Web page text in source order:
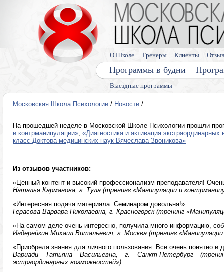
Выездные программы
Программы в будни
О Школе Тренеры Клиенты
Московская Школа Психологии / Новости /
На прошедшей неделе в Московской Школе Психологии прошли
и контрманипуляции», «Диагностика и активация
класс Доктора медицинских наук Вячеслава Звоникова»
Из отзывов участников:
«Ценный контент и высокий профессионализм преподавателя!
Наталья Карманова, г. Тула (тренинг «Манипуляции и
«Интересная подача материала. Семинаром довольна!»
Герасова Варвара Николаевна, г. Красногорск (тренинг
«На самом деле очень интересно, получила много информацию,
Индерейкин Михаил Витальевич, г. Москва (тренинг
«Приобрела знания для личного пользования. Все очень понятно и
Вариади Татьяна Васильевна, г. Санкт-Петербург
эстраординарных возможностей»)